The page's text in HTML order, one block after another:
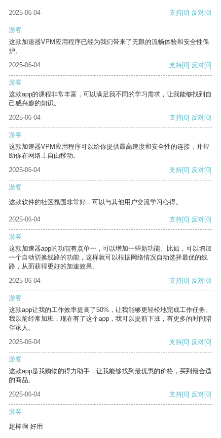
2025-06-04 支持[0] 反对[0]
游客
这款加速器VPM应用程序已经为我们带来了无限的流畅体验和安全性保
护。
2025-06-04
支持[0] 反对[0]
游客
这款app的课程非常丰富，可以满足我不同的学习需求，让我能够找到自
己感兴趣的知识。
2025-06-04
支持[0] 反对[0]
游客
这款加速器VPM应用程序可以给你提供最高速度和安全性的连接，并帮
助你在网络上自由移动。
2025-06-04
支持[0] 反对[0]
游客
这款软件的社区氛围非常好，可以与其他用户交流学习心得。
2025-06-04 支持[0] 反对[0]
游客
这款加速器app的功能有点单一，可以增加一些新功能。比如，可以增加
一个自动切换线路的功能，这样就可以根据网络情况自动选择最优的线
路，从而获得更好的加速效果。
2025-06-04
支持[0] 反对[0]
游客
这款app让我的工作效率提高了50%，让我能够更轻松地完成工作任务。
我以前经常加班，现在有了这个app，我可以提前下班，有更多的时间陪
伴家人。
2025-06-04
支持[0] 反对[0]
游客
这款app是我购物的得力助手，让我能够找到最优惠的价格，买到最合适
的商品。
2025-06-04
支持[0] 反对[0]
游客
超棒啊 好用